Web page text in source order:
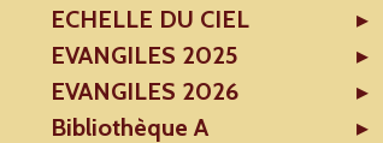
ECHELLE DU CIEL
EVANGILES 2025
EVANGILES 2026
Bibliothèque A